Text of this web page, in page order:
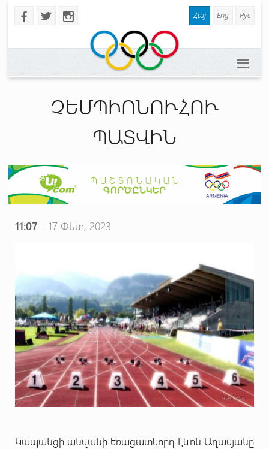
b a x Հայ Eng Рус
ՉԵՄՊԻՈՆՈՒՀՈՒ
ՊԱՏՎԻՆ
11:07 - 17 Փետ, 2023
Կապանցի անվանի եռացատկորդ Լևոն Աղասյանը